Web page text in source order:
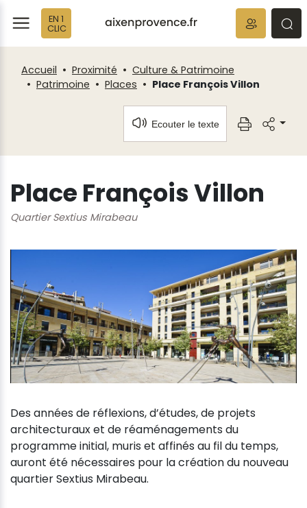
EN 1
CLIC
Accueil Proximité
Culture & Patrimoine
Patrimoine
Places Place François Villon
Ecouter le texte
Place François Villon
Quartier Sextius Mirabeau
Des années de réflexions, d’études, de projets
architecturaux et de réaménagements du
programme initial, muris et affinés au fil du temps,
auront été nécessaires pour la création du nouveau
quartier Sextius Mirabeau.
Fenêtre
de
chat
Panneau de gestion des cookies